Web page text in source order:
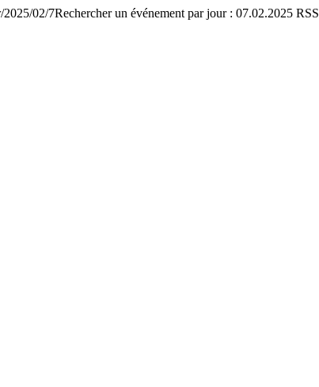
2025/02/7Rechercher un événement par jour : 07.02.2025 RSS